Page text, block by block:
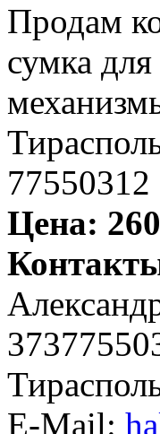
Продам
сумка
77550312
Цена:
E-Mail: